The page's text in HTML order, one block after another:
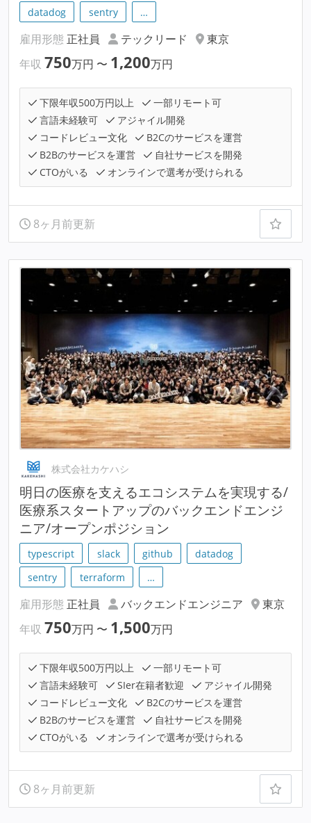
datadog sentry …
雇用形態 正社員 テックリード
東京
年収 750万円 〜 1,200万円
下限年収500万円以上
一部リモート可
言語未経験可
アジャイル開発
コードレビュー文化
B2Cのサービスを運営
B2Bのサービスを運営
自社サービスを開発
CTOがいる
オンラインで選考が受けられる
8ヶ月前更新
株式会社カケハシ
明⽇の医療を支えるエコシステムを実現する/
医療系スタートアップのバックエンドエンジ
ニア/オープンポジション
typescript slack github
datadog
sentry
terraform …
雇用形態 正社員 バックエンドエンジニア
東京
年収 750万円 〜 1,500万円
下限年収500万円以上
一部リモート可
言語未経験可
SIer在籍者歓迎
アジャイル開発
コードレビュー文化
B2Cのサービスを運営
B2Bのサービスを運営
自社サービスを開発
CTOがいる
オンラインで選考が受けられる
8ヶ月前更新